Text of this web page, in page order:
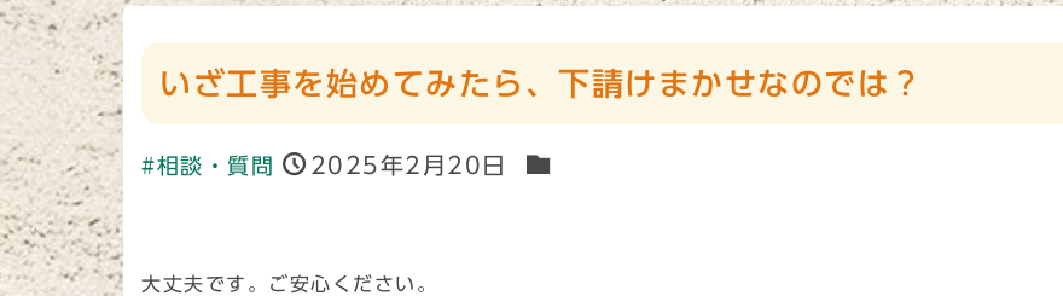
いざ工事を始めてみたら、下請けまかせなのでは？
#相談・質問 2025年2月20日
大丈夫です。ご安心ください。